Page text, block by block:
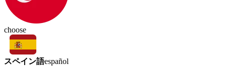
choose
スペイン語español